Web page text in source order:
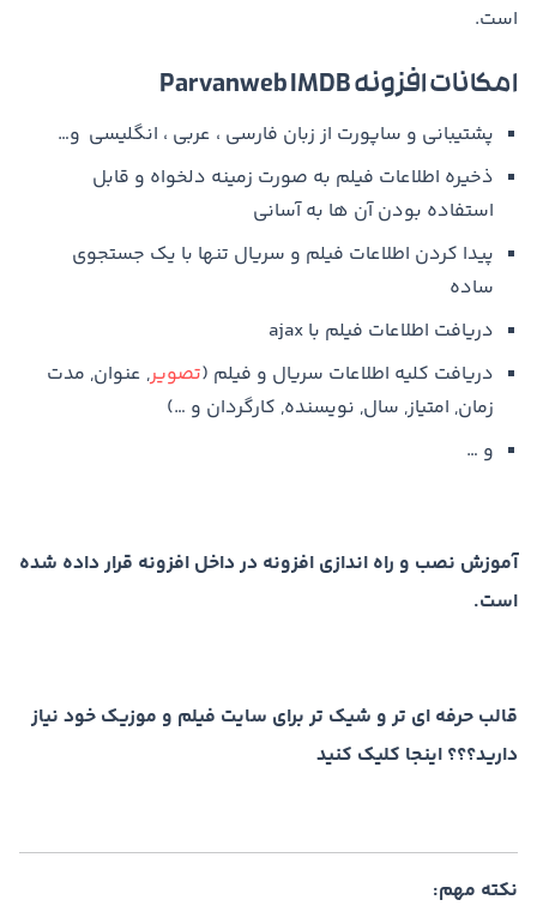
است.
امکانات افزونه Parvanweb IMDB
پشتیبانی و ساپورت از زبان فارسی ، عربی ، انگلیسی و…
ذخیره اطلاعات فیلم به صورت زمینه دلخواه و قابل
استفاده بودن آن ها به آسانی
پیدا کردن اطلاعات فیلم و سریال تنها با یک جستجوی
ساده
دریافت اطلاعات فیلم با ajax
دریافت کلیه اطلاعات سریال و فیلم (تصویر, عنوان, مدت
زمان, امتیاز, سال, نویسنده, کارگردان و …)
و …
آموزش نصب و راه اندازی افزونه در داخل افزونه قرار داده شده
است.
قالب حرفه ای تر و شیک تر برای سایت فیلم و موزیک خود نیاز
دارید؟؟؟ اینجا کلیک کنید
نکته مهم: